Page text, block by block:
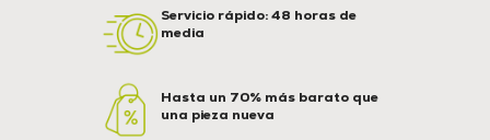
Servicio rápido: 48 horas de
media
Hasta un 70% más barato que
una pieza nueva